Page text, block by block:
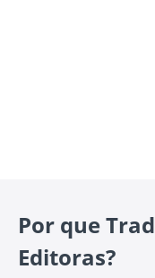
Por que
Editoras?